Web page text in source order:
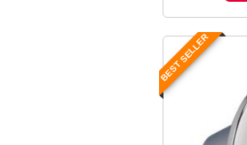
BEST SELLER